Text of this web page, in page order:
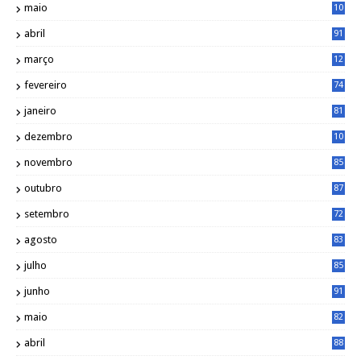
maio
10
abril 91
março
12
fevereiro 74
janeiro 81
dezembro
10
novembro 85
outubro 87
setembro 72
agosto 83
julho 85
junho 91
maio 82
abril 88